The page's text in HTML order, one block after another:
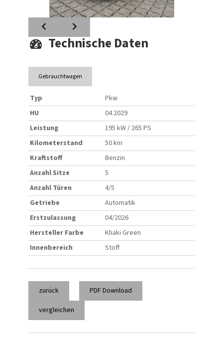
Technische Daten
Gebrauchtwagen
Typ
Pkw
HU
04.2029
Leistung
195 kW / 265 PS
Kilometerstand
50 km
Kraftstoff
Benzin
Anzahl Sitze
5
Anzahl Türen
4/5
Getriebe
Automatik
Erstzulassung
04/2026
Hersteller Farbe
Khaki Green
Innenbereich
Stoff
zurück
PDF Download
vergleichen